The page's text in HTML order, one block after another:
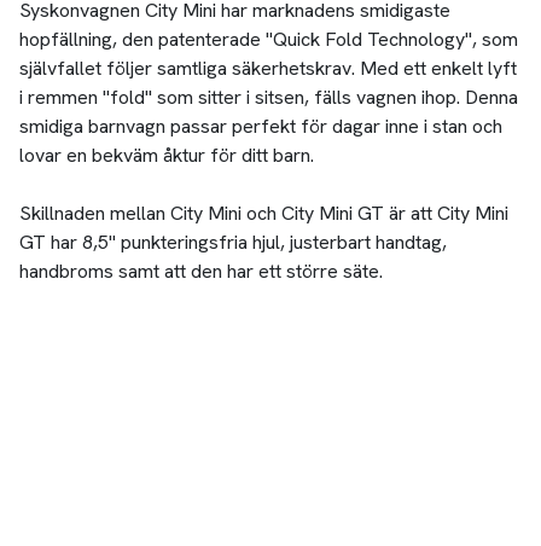
Syskonvagnen City Mini har marknadens smidigaste
hopfällning, den patenterade "Quick Fold Technology", som
självfallet följer samtliga säkerhetskrav. Med ett enkelt lyft
i remmen "fold" som sitter i sitsen, fälls vagnen ihop. Denna
smidiga barnvagn passar perfekt för dagar inne i stan och
lovar en bekväm åktur för ditt barn.
Skillnaden mellan City Mini och City Mini GT är att City Mini
GT har 8,5" punkteringsfria hjul, justerbart handtag,
handbroms samt att den har ett större säte.